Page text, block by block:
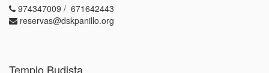
974347009 / 671642443
reservas@dskpanillo.org
Templo Budista